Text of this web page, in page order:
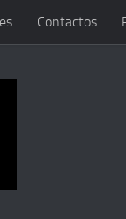
Contactos